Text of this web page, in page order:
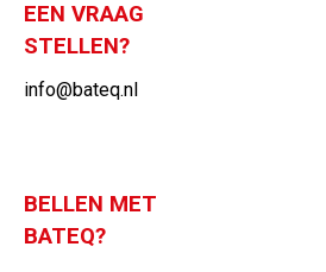
EEN VRAAG
STELLEN?
info@bateq.nl
BELLEN MET
BATEQ?